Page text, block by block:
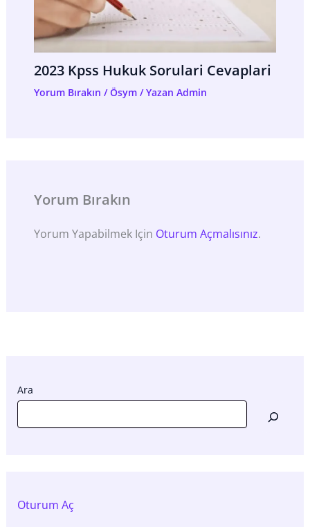
2023 Kpss Hukuk Sorulari Cevaplari
Yorum Bırakın /Ösym/ Yazan Admin
Yorum Bırakın
Yorum Yapabilmek Için Oturum Açmalısınız.
Ara
Oturum Aç